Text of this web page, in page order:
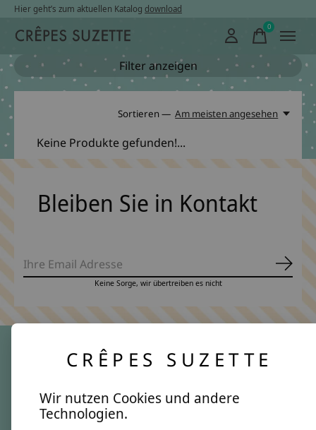
Hier geht’s zum aktuellen Katalog download
0items
Filter anzeigen
Sortieren — Am meisten angesehen
Keine Produkte gefunden!...
Bleiben Sie in Kontakt
Keine Sorge, wir übertreiben es nicht
Über uns
Unsere Creppies
CRÊPES SUZETTE
Wir nutzen Cookies und andere
Technologien.